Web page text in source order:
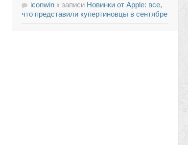
iconwin к записи Новинки от Apple: все,
что представили купертиновцы в сентябре